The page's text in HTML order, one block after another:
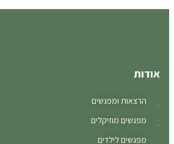
אודות
הרצאות ומפגשים
מפגשים מוזיקלים
מפגשים לילדים